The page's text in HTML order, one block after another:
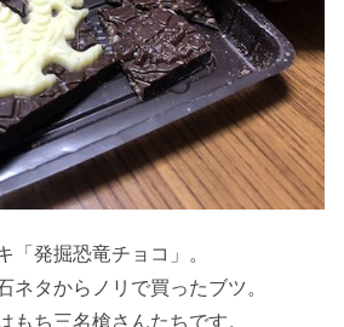
「発掘恐竜チョコ」。
ネタからノリで買ったブツ。
もち三名槍さんたちです。